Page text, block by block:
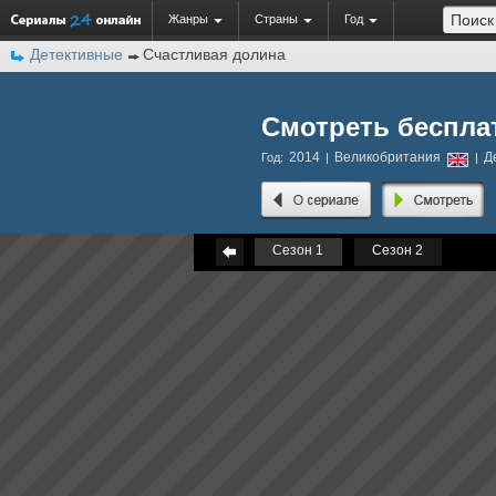
Детективные Счастливая долина
Жанры Страны Год
Смотреть
Год: 2014 | Великобритания |
Сезон 1 Сезон 2